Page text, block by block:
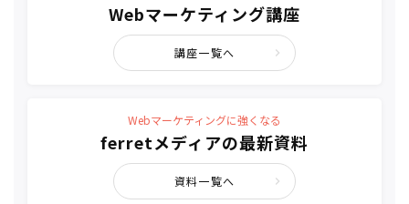
Webマーケティング講座
講座一覧へ
Webマーケティングに強くなる
ferretメディアの最新資料
資料一覧へ